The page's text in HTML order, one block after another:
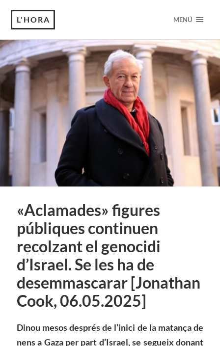
L'HORA MENÚ
«Aclamades» figures
públiques continuen
recolzant el genocidi
d’Israel. Se les ha de
desemmascarar [Jonathan
Cook, 06.05.2025]
Dinou mesos després de l’inici de la matança de
nens a Gaza per part d’Israel, se segueix donant